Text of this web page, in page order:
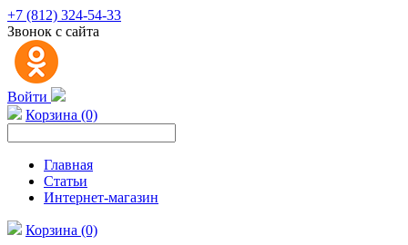
+7 (812) 324-54-33
Звонок с сайта
Войти
Корзина (0)
Главная
Статьи
Интернет-магазин
Корзина (0)